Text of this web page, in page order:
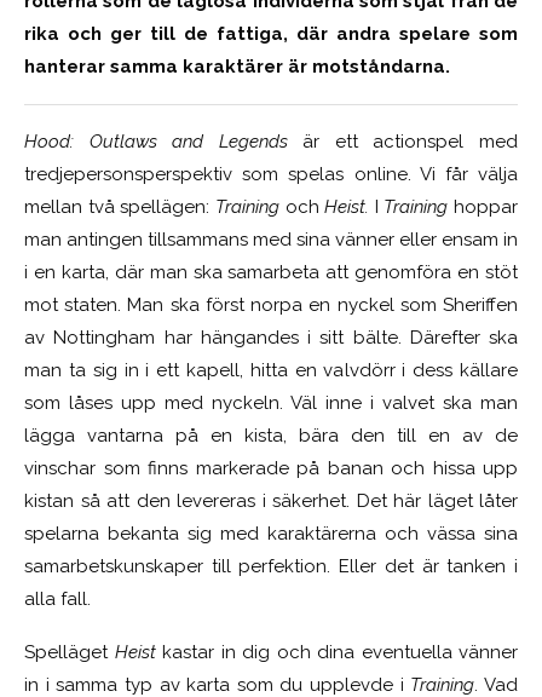
rika och ger till de fattiga, där andra spelare som
hanterar samma karaktärer är motståndarna.
Hood: Outlawsand Legends är ett actionspel med
tredjepersonsperspektiv som spelas online. Vi får välja
mellan två spellägen: Training ochHeist. I Training hoppar
man antingen tillsammans med sina vänner eller ensam in
i en karta, där man ska samarbeta att genomföra en stöt
mot staten. Man ska först norpa en nyckel som Sheriffen
av Nottingham har hängandes i sitt bälte. Därefter ska
man ta sig in i ett kapell, hitta en valvdörr i dess källare
som låses upp med nyckeln. Väl inne i valvet ska man
lägga vantarna på en kista, bära den till en av de
vinschar som finns markerade på banan och hissa upp
kistan så att den levereras i säkerhet. Det här läget låter
spelarna bekanta sig med karaktärerna och vässa sina
samarbetskunskaper till perfektion. Eller det är tanken i
alla fall.
Spelläget Heist kastar in dig och dina eventuella vänner
in i samma typ av karta som du upplevde i Training. Vad